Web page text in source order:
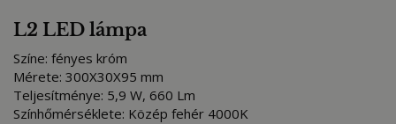
L2 LED lámpa
Színe: fényes króm
Mérete: 300X30X95 mm
Teljesítménye: 5,9 W, 660 Lm
Színhőmérséklete: Közép fehér 4000K